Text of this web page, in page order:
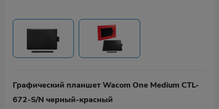
Графический планшет Wacom One Medium CTL-
672-S/N черный-красный